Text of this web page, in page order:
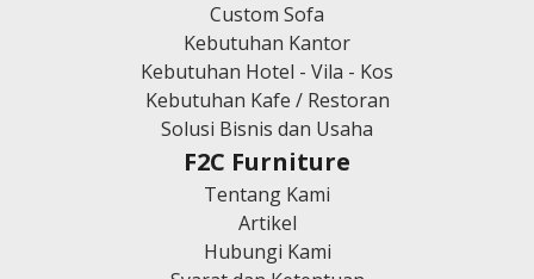
Custom Sofa
Kebutuhan Kantor
Kebutuhan Hotel - Vila - Kos
Kebutuhan Kafe / Restoran
Solusi Bisnis dan Usaha
F2C Furniture
Tentang Kami
Artikel
Hubungi Kami